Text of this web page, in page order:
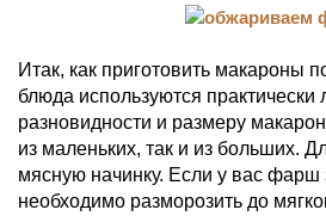
Итак, как приготовить макароны
блюда используются
разновидности и размеру
из маленьких, так и из больших.
мясную начинку. Если у вас
необходимо разморозить до